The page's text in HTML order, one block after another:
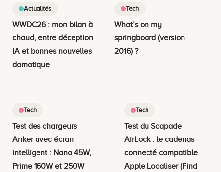
Actualités
WWDC26 : mon bilan à
chaud, entre déception
IA et bonnes nouvelles
domotique
Tech
What’s on my
springboard (version
2016) ?
Tech
Test des chargeurs
Anker avec écran
intelligent : Nano 45W,
Prime 160W et 250W
Tech
Test du Scapade
AirLock : le cadenas
connecté compatible
Apple Localiser (Find